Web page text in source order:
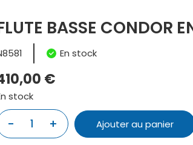
BASSE CONDOR
En stock
€
stock
-
quantité+ Ajouter au panier